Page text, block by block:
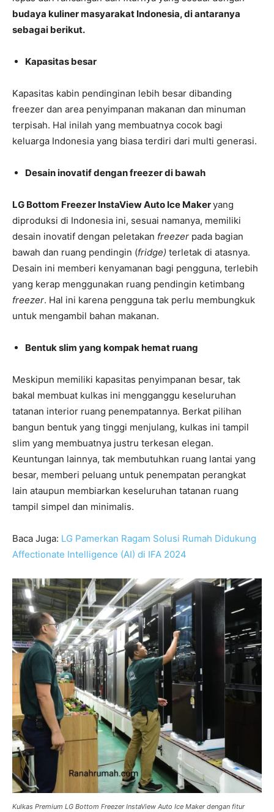
budaya kuliner masyarakat Indonesia, di antaranya
sebagai berikut.
Kapasitas besar
Kapasitas kabin pendinginan lebih besar dibanding
freezer dan area penyimpanan makanan dan minuman
terpisah. Hal inilah yang membuatnya cocok bagi
keluarga Indonesia yang biasa terdiri dari multi generasi.
Desain inovatif dengan freezer di bawah
LG Bottom Freezer InstaView Auto Ice Makeryang
diproduksi di Indonesia ini, sesuai namanya, memiliki
desain inovatif dengan peletakan freezer pada bagian
bawah dan ruang pendingin (fridge) terletak di atasnya.
Desain ini memberi kenyamanan bagi pengguna, terlebih
yang kerap menggunakan ruang pendingin ketimbang
freezer. Hal ini karena pengguna tak perlu membungkuk
untuk mengambil bahan makanan.
Bentuk slim yang kompak hemat ruang
Meskipun memiliki kapasitas penyimpanan besar, tak
bakal membuat kulkas ini mengganggu keseluruhan
tatanan interior ruang penempatannya. Berkat pilihan
bangun bentuk yang tinggi menjulang, kulkas ini tampil
slim yang membuatnya justru terkesan elegan.
Keuntungan lainnya, tak membutuhkan ruang lantai yang
besar, memberi peluang untuk penempatan perangkat
lain ataupun membiarkan keseluruhan tatanan ruang
tampil simpel dan minimalis.
Baca Juga: LG Pamerkan Ragam Solusi Rumah Didukung
Affectionate Intelligence (AI) di IFA 2024
Kulkas Premium LG Bottom Freezer InstaView Auto Ice Maker dengan fitur